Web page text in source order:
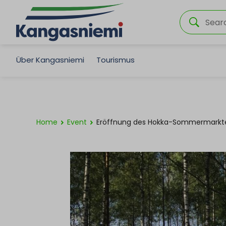
Über Kangasniemi Tourismus
Home Event Eröffnung des Hokka-